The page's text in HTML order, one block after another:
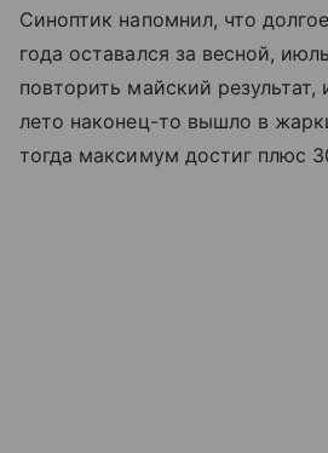
Синоптик напомнил, что
года оставался за весной,
повторить майский результат,
лето наконец-то вышло в
тогда максимум достиг плюс